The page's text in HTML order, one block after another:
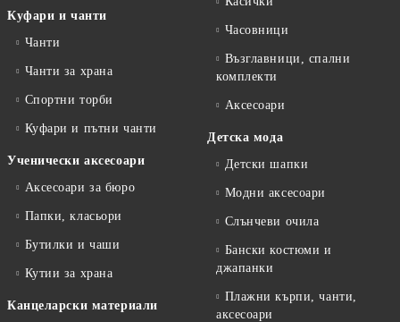
Куфари и чанти
Чанти
Чанти за храна
Спортни торби
Куфари и пътни чанти
Ученически аксесоари
Аксесоари за бюро
Папки, класьори
Бутилки и чаши
Кутии за храна
Канцеларски материали
Часовници
Възглавници, спални
комплекти
Аксесоари
Детска мода
Детски шапки
Модни аксесоари
Слънчеви очила
Бански костюми и
джапанки
Плажни кърпи, чанти,
аксесоари